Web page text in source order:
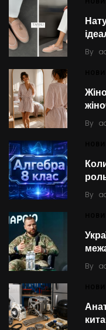
By
By
By
By